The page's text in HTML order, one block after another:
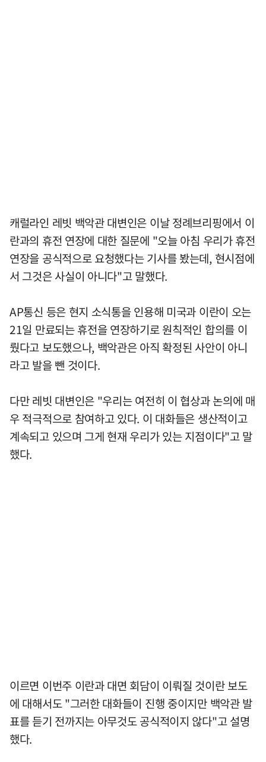
캐럴라인 레빗 백악관 대변인은 이날 정례브리핑에서 이
란과의 휴전 연장에 대한 질문에 "오늘 아침 우리가 휴전
연장을 공식적으로 요청했다는 기사를 봤는데, 현시점에
서 그것은 사실이 아니다"고 말했다.
AP통신 등은 현지 소식통을 인용해 미국과 이란이 오는
21일 만료되는 휴전을 연장하기로 원칙적인 합의를 이
뤘다고 보도했으나, 백악관은 아직 확정된 사안이 아니
라고 발을 뺀 것이다.
다만 레빗 대변인은 "우리는 여전히 이 협상과 논의에 매
우 적극적으로 참여하고 있다. 이 대화들은 생산적이고
계속되고 있으며 그게 현재 우리가 있는 지점이다"고 말
했다.
이르면 이번주 이란과 대면 회담이 이뤄질 것이란 보도
에 대해서도 "그러한 대화들이 진행 중이지만 백악관 발
표를 듣기 전까지는 아무것도 공식적이지 않다"고 설명
했다.